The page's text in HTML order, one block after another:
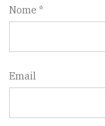
Nome *
Email